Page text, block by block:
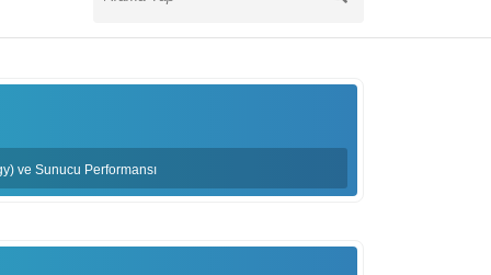
ve Sunucu Performansı